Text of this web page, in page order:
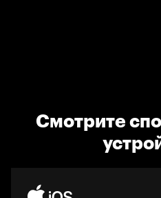
Смотрите